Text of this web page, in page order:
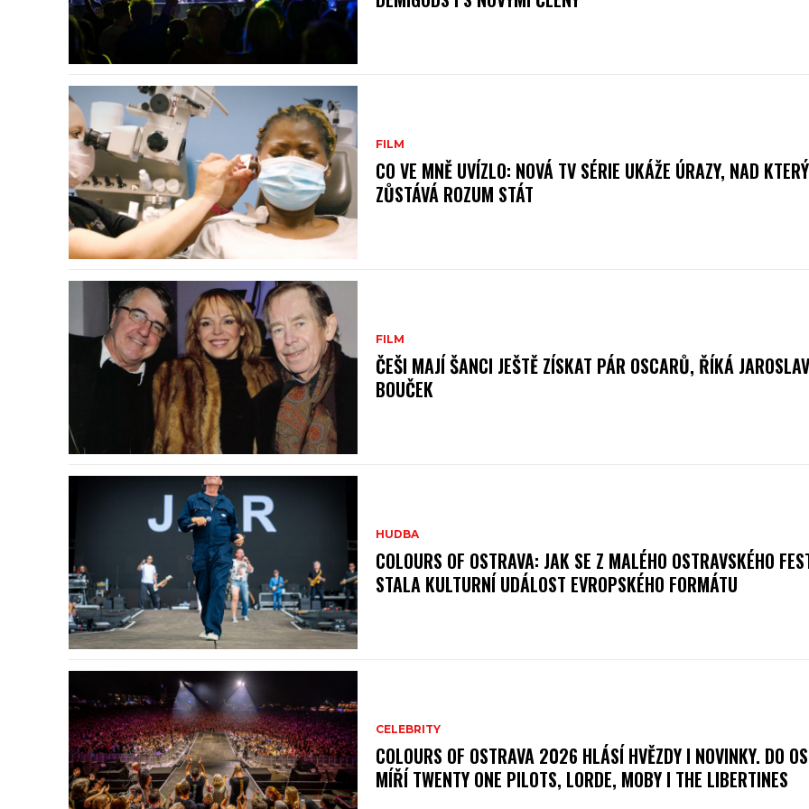
FILM
CO VE MNĚ UVÍZLO: NOVÁ TV SÉRIE UKÁŽE ÚRAZY, NAD
ZŮSTÁVÁ ROZUM STÁT
FILM
ČEŠI MAJÍ ŠANCI JEŠTĚ ZÍSKAT PÁR OSCARŮ, ŘÍKÁ JAROSLAV
BOUČEK
HUDBA
COLOURS OF OSTRAVA: JAK SE Z MALÉHO OSTRAVSKÉHO
STALA KULTURNÍ UDÁLOST EVROPSKÉHO FORMÁTU
CELEBRITY
COLOURS OF OSTRAVA 2026 HLÁSÍ HVĚZDY I NOVINKY. DO
MÍŘÍ TWENTY ONE PILOTS, LORDE, MOBY I THE LIBERTINES